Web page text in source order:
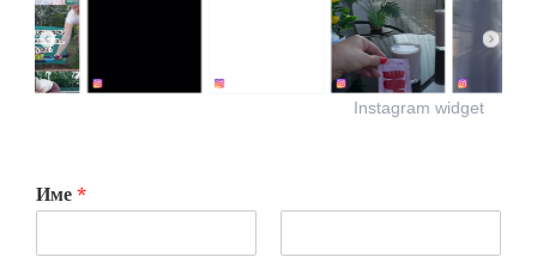
Instagram widget
Име *